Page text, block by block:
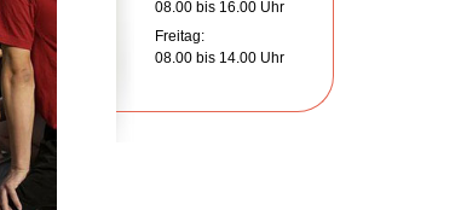
08.00 bis 16.00 Uhr
Freitag:
08.00 bis 14.00 Uhr